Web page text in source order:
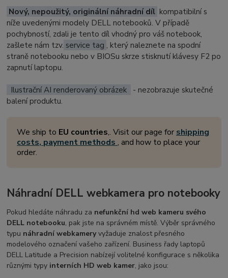
Nový, nepoužitý, originální náhradní díl kompatibilní s
níže uvedenými modely DELL notebooků. V případě
pochybností, zdali je tento díl vhodný pro váš notebook,
zašlete nám tzv. service tag , který naleznete na spodní
straně notebooku nebo v BIOSu skrze stisknutí klávesy F2 po
zapnutí laptopu.
Ilustrační AI renderovaný obrázek
- nezobrazuje skutečné
balení produktu.
We ship to EU countries,. Visit our page for shipping
costs, payment methods, and how to place your
order.
Náhradní DELL webkamera pro notebooky
Pokud hledáte náhradu za nefunkční hd web kameru svého
DELL notebooku, pak jste na správném místě. Výběr správného
typu náhradní webkameryvyžaduje znalost přesného
modelového označení vašeho zařízení. Business řady laptopů
DELL Latitude a Precision nabízejí volitelné konfigurace s několika
různými typy interních HD web kamer, jako jsou: